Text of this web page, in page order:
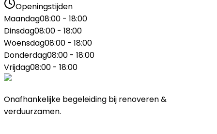
Openingstijden
Maandag08:00 - 18:00
Dinsdag08:00 - 18:00
Woensdag08:00 - 18:00
Donderdag08:00 - 18:00
Vrijdag08:00 - 18:00
Onafhankelijke begeleiding bij renoveren &
verduurzamen.